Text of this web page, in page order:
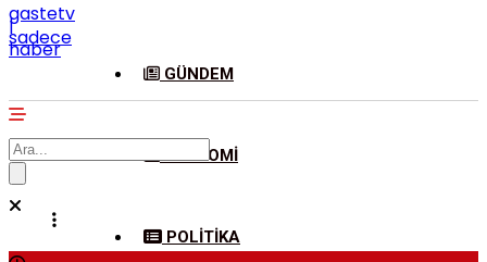
gastetv
|
sadece
haber
GÜNDEM
EKONOMI
POLITIKA